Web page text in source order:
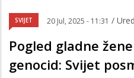
SVIJET 20 Jul, 2025 - 11:31 /
Pogled gladne
genocid: Svijet